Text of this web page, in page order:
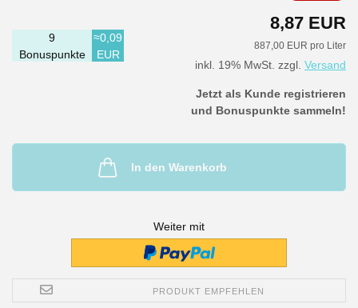
8,87 EUR
887,00 EUR pro Liter
inkl. 19% MwSt. zzgl. Versand
9
Bonuspunkte
≈0,09
EUR
Jetzt als Kunde registrieren
und Bonuspunkte sammeln!
In den Warenkorb
Weiter mit
PRODUKT EMPFEHLEN